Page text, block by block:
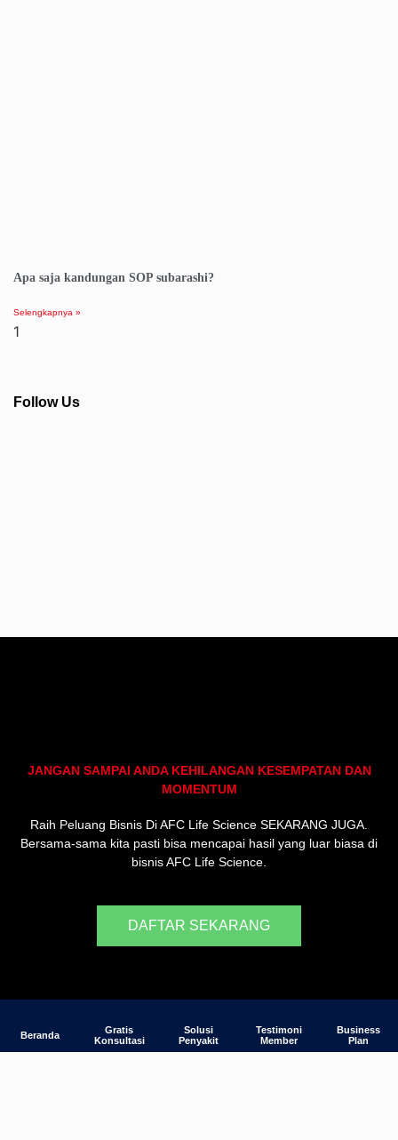
Apa saja kandungan SOP subarashi?
Selengkapnya »
Follow Us
JANGAN SAMPAI ANDA KEHILANGAN KESEMPATAN DAN
MOMENTUM
Raih Peluang Bisnis Di AFC Life Science SEKARANG JUGA.
Bersama-sama kita pasti bisa mencapai hasil yang luar biasa di
bisnis AFC Life Science.
DAFTAR SEKARANG
Beranda
Gratis
Konsultasi
Solusi
Penyakit
Testimoni
Member
Business
Plan